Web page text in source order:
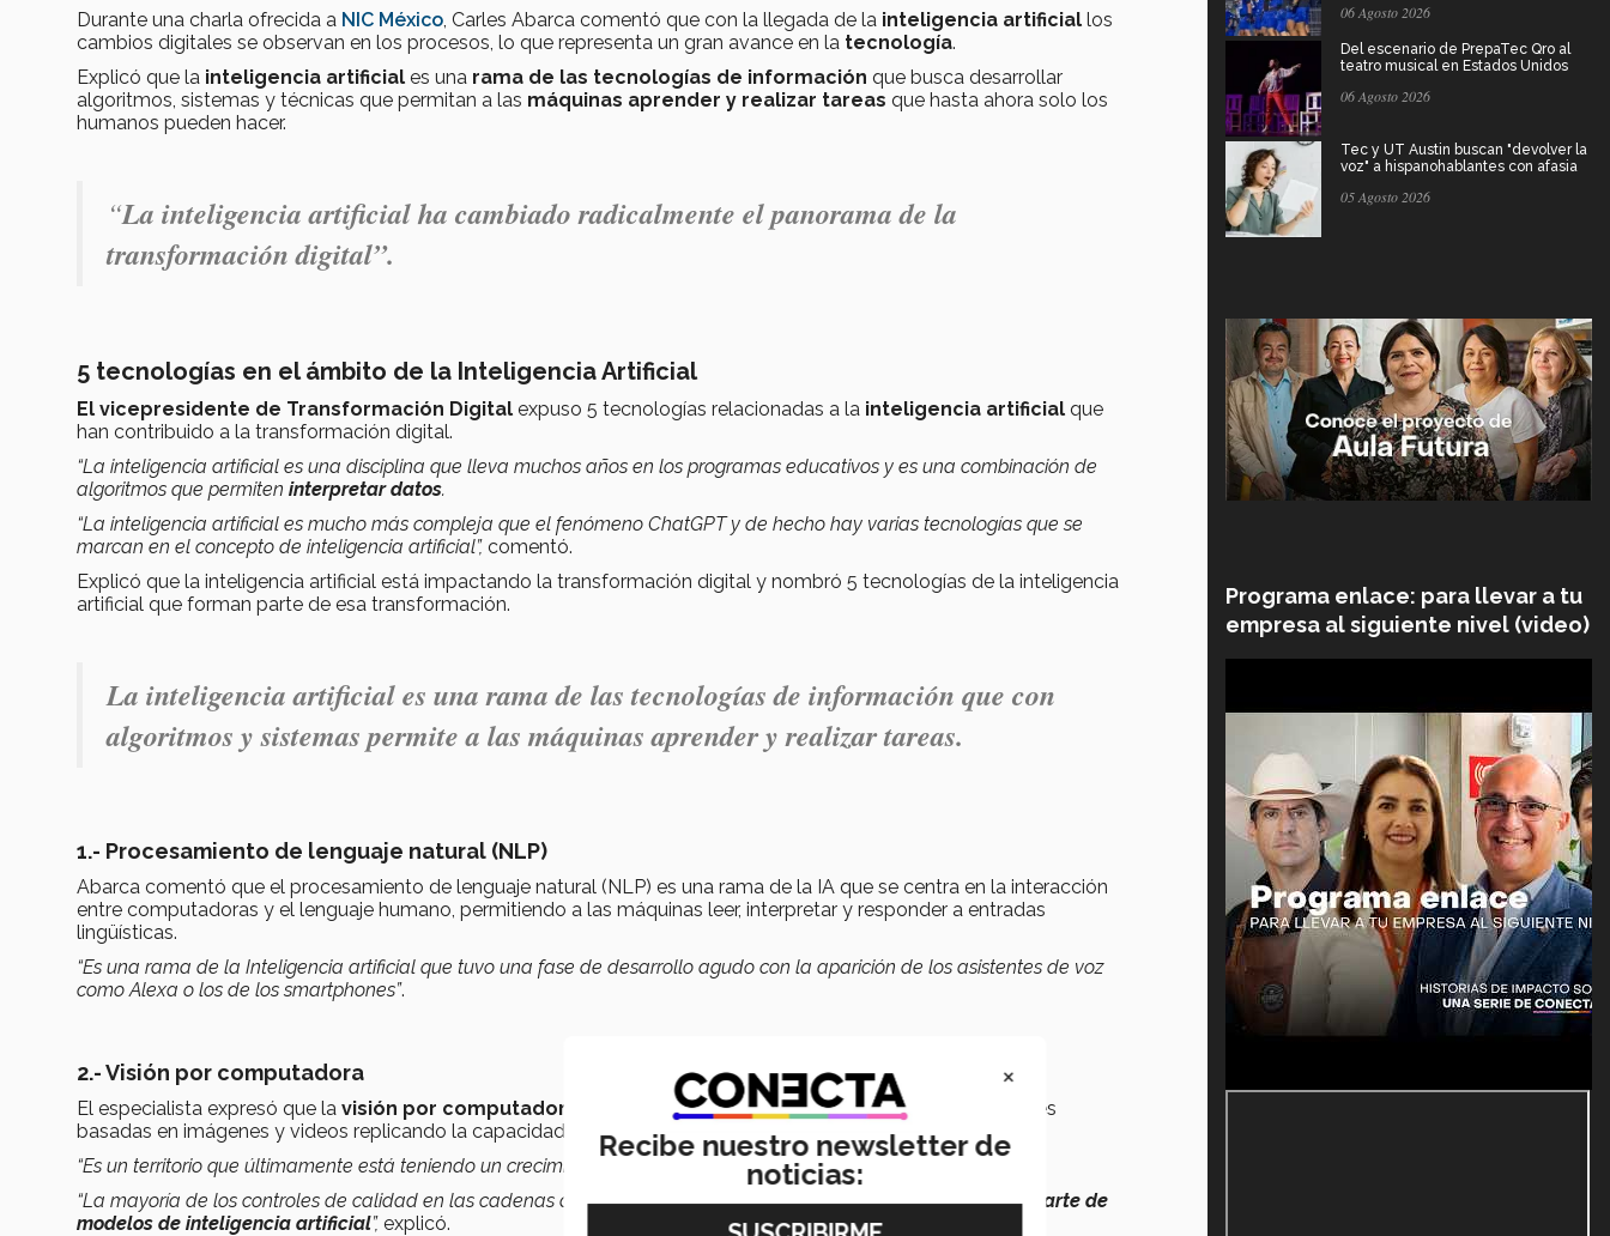
Durante una charla ofrecida a NIC México , Carles Abarca comentó que con la llegada de la inteligencia artificial los
cambios digitales se observan en los procesos, lo que representa un gran avance en la tecnología.
Explicó que la inteligencia artificial es una rama de las tecnologías de información que busca desarrollar
algoritmos, sistemas y técnicas que permitan a las máquinas aprender y realizar tareas que hasta ahora solo los
humanos pueden hacer.
“La inteligencia artificial ha cambiado radicalmente el panorama de la
transformación digital”.
5 tecnologías en el ámbito de la Inteligencia Artificial
El vicepresidente de Transformación Digital expuso 5 tecnologías relacionadas a la inteligencia artificial que
han contribuido a la transformación digital.
“La inteligencia artificial es una disciplina que lleva muchos años en los programas educativos y es una combinación de
algoritmos que permiten interpretar datos.
“La inteligencia artificial es mucho más compleja que el fenómeno ChatGPT y de hecho hay varias tecnologías que se
marcan en el concepto de inteligencia artificial”, comentó.
Explicó que la inteligencia artificial está impactando la transformación digital y nombró 5 tecnologías de la inteligencia
artificial que forman parte de esa transformación.
La inteligencia artificial es una rama de las tecnologías de información que con
algoritmos y sistemas permite a las máquinas aprender y realizar tareas.
1.- Procesamiento de lenguaje natural (NLP)
Abarca comentó que el procesamiento de lenguaje natural (NLP) es una rama de la IA que se centra en la interacción
entre computadoras y el lenguaje humano, permitiendo a las máquinas leer, interpretar y responder a entradas
lingüísticas.
“Es una rama de la Inteligencia artificial que tuvo una fase de desarrollo agudo con la aparición de los asistentes de voz
como Alexa o los de los smartphones”.
2.- Visión por computadora
El especialista expresó que la visión por computadora
permite a las máquinas interpretar y tomar decisiones
basadas en imágenes y videos replicando la capacidad de visión del ojo humano.
“Es un territorio que últimamente está teniendo un crecimiento y que es en unaaplicación más industrial
“La mayoría de los controles de calidad en las cadenas de producción se basan enreconocimiento visual por parte de
modelos de inteligencia artificial”, explicó.
06 Agosto 2026
Del escenario de PrepaTec Qro al
teatro musical en Estados Unidos
06 Agosto 2026
Tec y UT Austin buscan "devolver la
voz" a hispanohablantes con afasia
05 Agosto 2026
Programa enlace: para llevar a tu
empresa al siguiente nivel (video)
×
Recibe nuestro newsletter de
noticias: